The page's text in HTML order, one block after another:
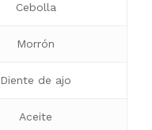
Cebolla
Morrón
Diente de ajo
Aceite